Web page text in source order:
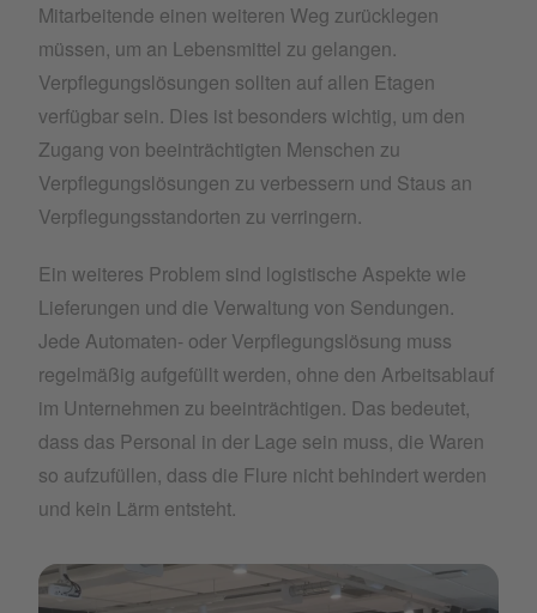
Mitarbeitende einen weiteren Weg zurücklegen
müssen, um an Lebensmittel zu gelangen.
Verpflegungslösungen sollten auf allen Etagen
verfügbar sein. Dies ist besonders wichtig, um den
Zugang von beeinträchtigten Menschen zu
Verpflegungslösungen zu verbessern und Staus an
Verpflegungsstandorten zu verringern.
Ein weiteres Problem sind logistische Aspekte wie
Lieferungen und die Verwaltung von Sendungen.
Jede Automaten- oder Verpflegungslösung muss
regelmäßig aufgefüllt werden, ohne den Arbeitsablauf
im Unternehmen zu beeinträchtigen. Das bedeutet,
dass das Personal in der Lage sein muss, die Waren
so aufzufüllen, dass die Flure nicht behindert werden
und kein Lärm entsteht.